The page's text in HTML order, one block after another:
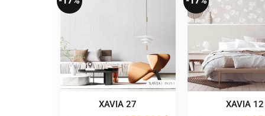
XAVIA 27
XAVIA 12